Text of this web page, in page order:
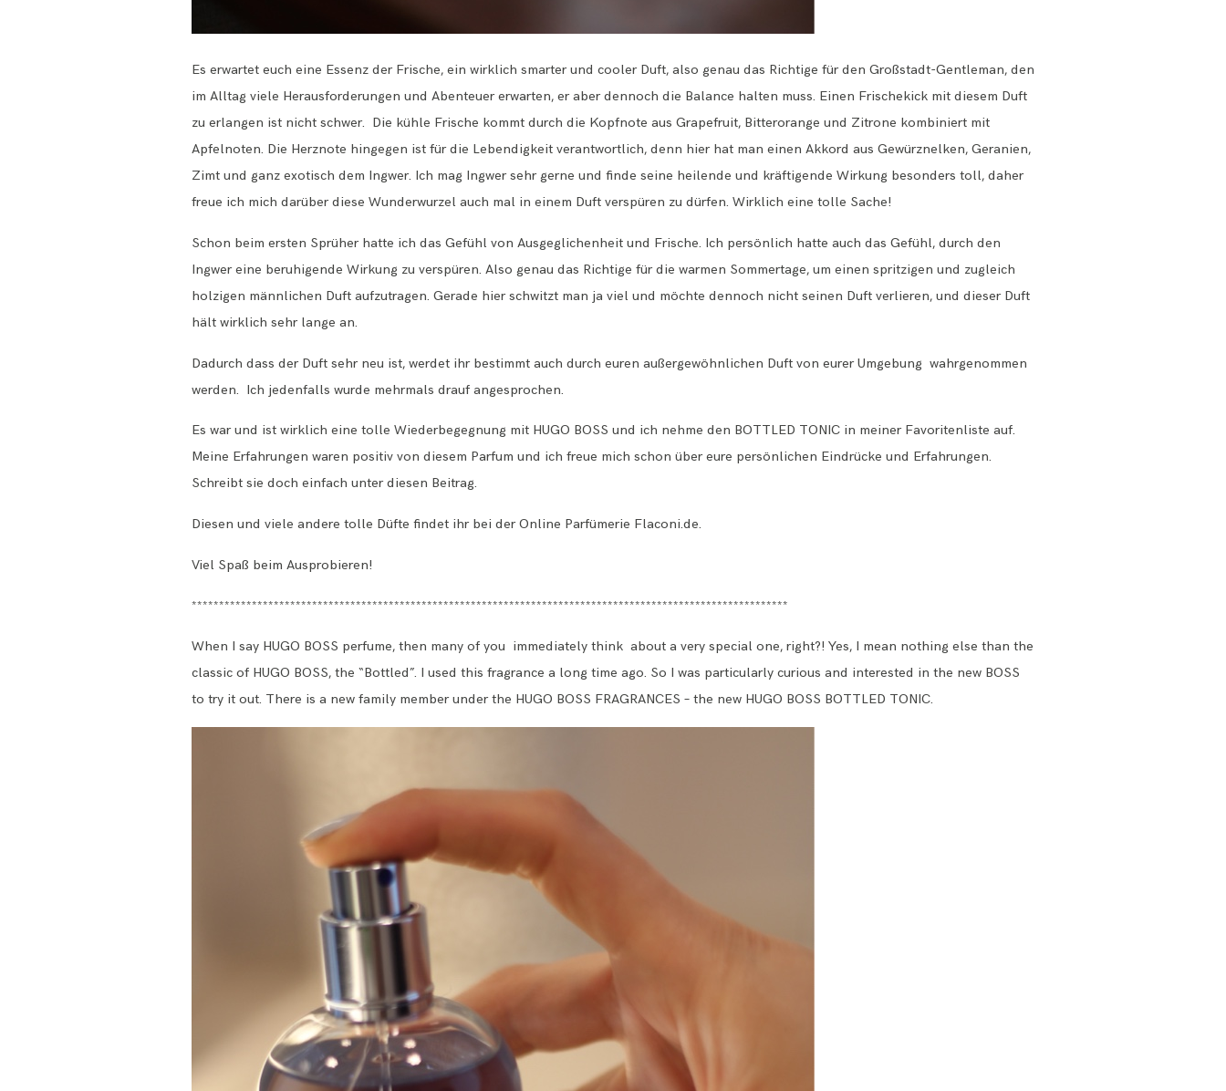
Es erwartet euch eine Essenz der Frische, ein wirklich smarter und cooler Duft, also genau das Richtige für den Großstadt-Gentleman, den
im Alltag viele Herausforderungen und Abenteuer erwarten, er aber dennoch die Balance halten muss. Einen Frischekick mit diesem Duft
zu erlangen ist nicht schwer. Die kühle Frische kommt durch die Kopfnote aus Grapefruit, Bitterorange und Zitrone kombiniert mit
Apfelnoten. Die Herznote hingegen ist für die Lebendigkeit verantwortlich, denn hier hat man einen Akkord aus Gewürznelken, Geranien,
Zimt und ganz exotisch dem Ingwer. Ich mag Ingwer sehr gerne und finde seine heilende und kräftigende Wirkung besonders toll, daher
freue ich mich darüber diese Wunderwurzel auch mal in einem Duft verspüren zu dürfen. Wirklich eine tolle Sache!
Schon beim ersten Sprüher hatte ich das Gefühl von Ausgeglichenheit und Frische. Ich persönlich hatte auch das Gefühl, durch den
Ingwer eine beruhigende Wirkung zu verspüren. Also genau das Richtige für die warmen Sommertage, um einen spritzigen und zugleich
holzigen männlichen Duft aufzutragen. Gerade hier schwitzt man ja viel und möchte dennoch nicht seinen Duft verlieren, und dieser Duft
hält wirklich sehr lange an.
Dadurch dass der Duft sehr neu ist, werdet ihr bestimmt auch durch euren außergewöhnlichen Duft von eurer Umgebung wahrgenommen
werden. Ich jedenfalls wurde mehrmals drauf angesprochen.
Es war und ist wirklich eine tolle Wiederbegegnung mit HUGO BOSS und ich nehme den BOTTLED TONIC in meiner Favoritenliste auf.
Meine Erfahrungen waren positiv von diesem Parfum und ich freue mich schon über eure persönlichen Eindrücke und Erfahrungen.
Schreibt sie doch einfach unter diesen Beitrag.
Diesen und viele andere tolle Düfte findet ihr bei der Online Parfümerie Flaconi.de.
Viel Spaß beim Ausprobieren!
*************************************************************************************************************
When I say HUGO BOSS perfume, then many of you immediately think about a very special one, right?! Yes, I mean nothing else than the
classic of HUGO BOSS, the “Bottled”. I used this fragrance a long time ago. So I was particularly curious and interested in the new BOSS
to try it out. There is a new family member under the HUGO BOSS FRAGRANCES – the new HUGO BOSS BOTTLED TONIC.